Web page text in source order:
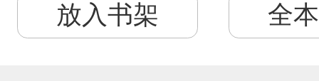
放入书架 全